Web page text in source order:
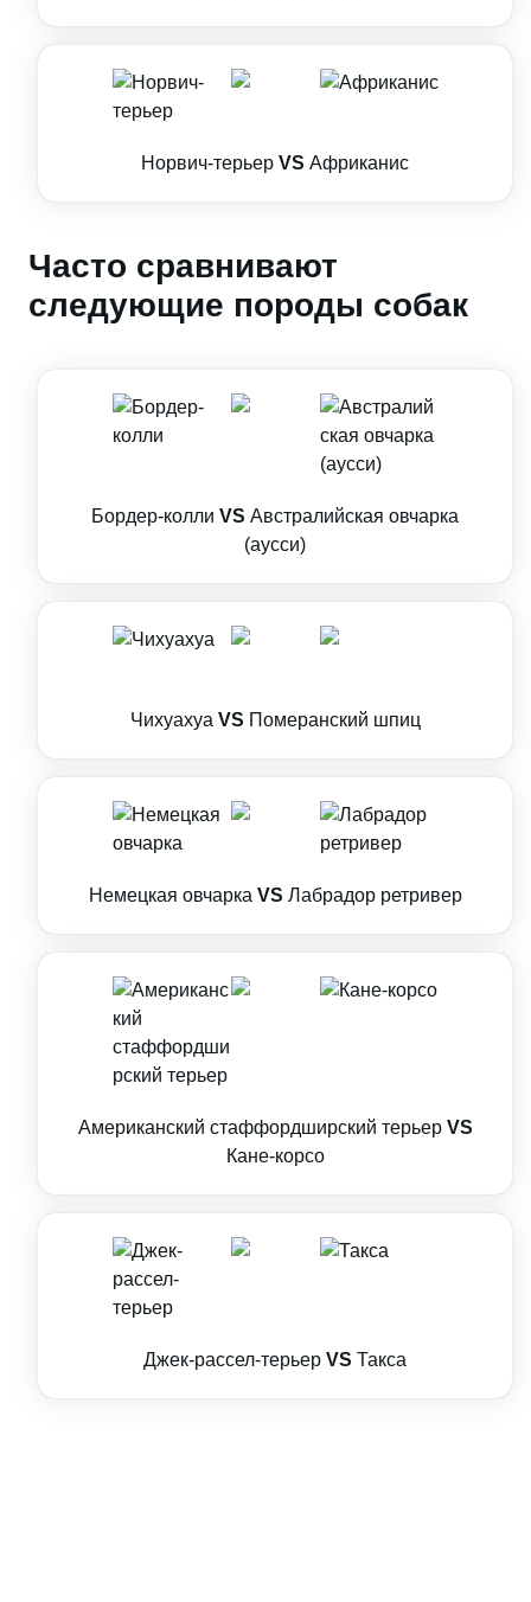
Норвич-терьер VS Африканис
Часто сравнивают
следующие породы собак
Бордер-колли VS Австралийская овчарка
(аусси)
Чихуахуа VS Померанский шпиц
Немецкая овчарка VS Лабрадор ретривер
Американский стаффордширский терьер VS
Кане-корсо
Джек-рассел-терьер VS Такса